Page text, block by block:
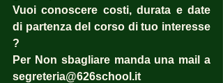
Vuoi conoscere costi, durata e date
di partenza del corso di tuo interesse
?
Per Non sbagliare manda una mail a
segreteria@626school.it